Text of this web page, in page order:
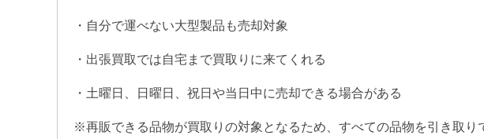
・自分で運べない大型製品も売却対象
・出張買取では自宅まで買取りに来てくれる
・土曜日、日曜日、祝日や当日中に売却できる場合がある
※再販できる品物が買取りの対象となるため、すべての品物を引き取り